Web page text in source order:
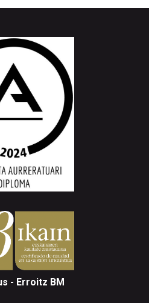
- Erroitz BM